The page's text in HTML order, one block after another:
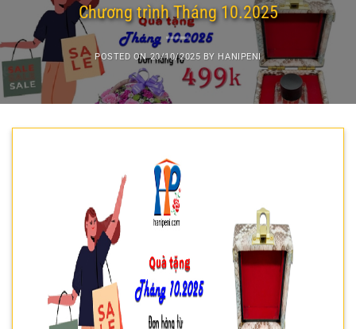
Chương trình Tháng 10.2025
POSTED ON20/10/2025 BY HANIPENI